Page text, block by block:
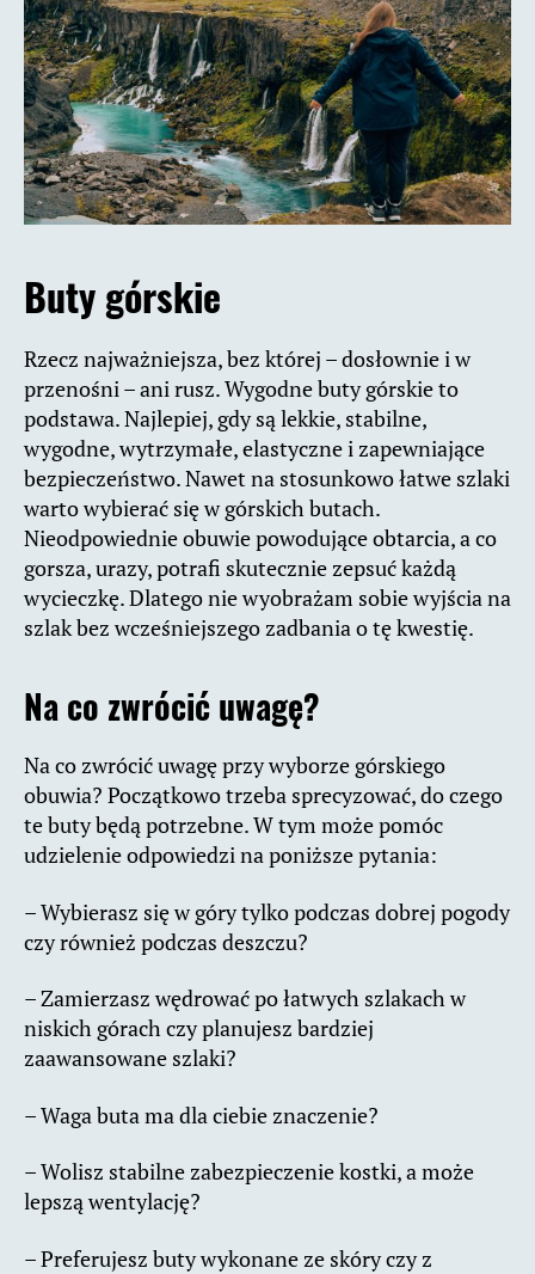
Buty górskie
Rzecz najważniejsza, bez której – dosłownie i w
przenośni – ani rusz. Wygodne buty górskie to
podstawa. Najlepiej, gdy są lekkie, stabilne,
wygodne, wytrzymałe, elastyczne i zapewniające
bezpieczeństwo. Nawet na stosunkowo łatwe szlaki
warto wybierać się w górskich butach.
Nieodpowiednie obuwie powodujące obtarcia, a co
gorsza, urazy, potrafi skutecznie zepsuć każdą
wycieczkę. Dlatego nie wyobrażam sobie wyjścia na
szlak bez wcześniejszego zadbania o tę kwestię.
Na co zwrócić uwagę?
Na co zwrócić uwagę przy wyborze górskiego
obuwia? Początkowo trzeba sprecyzować, do czego
te buty będą potrzebne. W tym może pomóc
udzielenie odpowiedzi na poniższe pytania:
– Wybierasz się w góry tylko podczas dobrej pogody
czy również podczas deszczu?
– Zamierzasz wędrować po łatwych szlakach w
niskich górach czy planujesz bardziej
zaawansowane szlaki?
– Waga buta ma dla ciebie znaczenie?
– Wolisz stabilne zabezpieczenie kostki, a może
lepszą wentylację?
– Preferujesz buty wykonane ze skóry czy z